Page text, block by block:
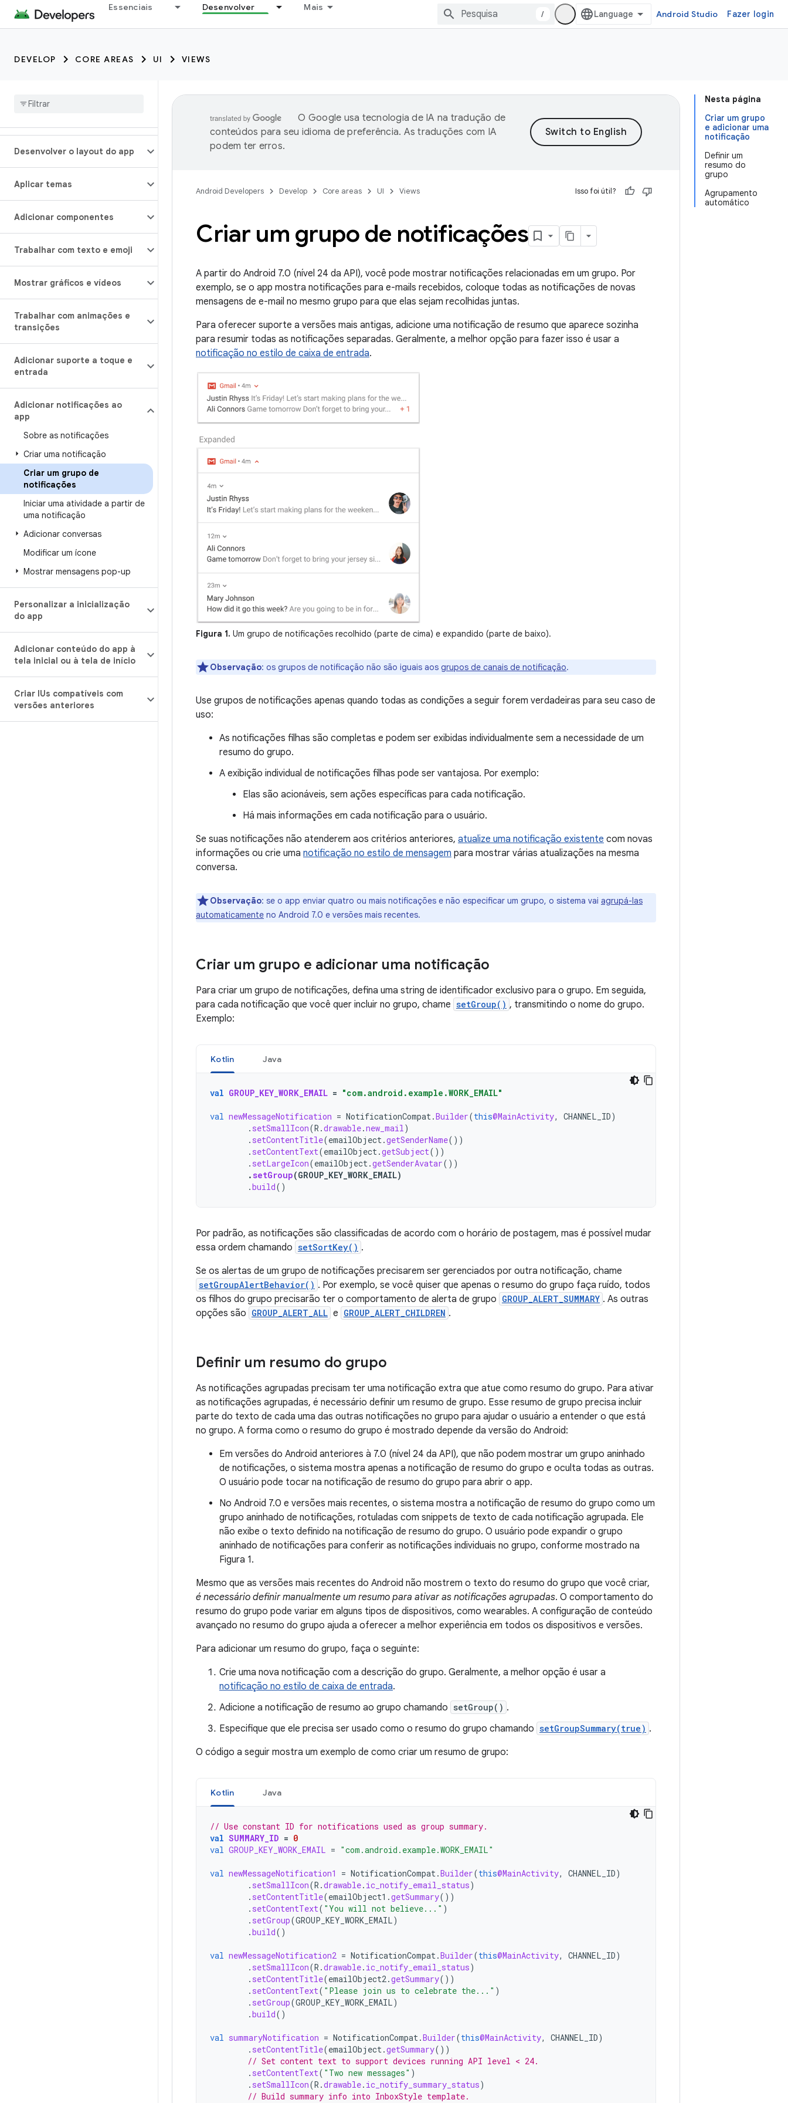
Essenciais Desenvolver Mais
/ Android Studio Fazer login
DEVELOP CORE AREAS UI VIEWS
Desenvolver o layout do app
Aplicar temas
Adicionar componentes
Trabalhar com texto e emoji
Mostrar gráficos e vídeos
Trabalhar com animações e
transições
Adicionar suporte a toque e
entrada
Adicionar notificações ao
app
Sobre as notificações
Criar uma notificação
Criar um grupo de
notificações
Iniciar uma atividade a partir de
uma notificação
Adicionar conversas
Modificar um ícone
Mostrar mensagens pop-up
Personalizar a inicialização
do app
Adicionar conteúdo do app à
tela inicial ou à tela de início
Criar IUs compatíveis com
versões anteriores
Nesta página
Criar um grupo
e adicionar uma
notificação
Definir um
resumo do
grupo
Agrupamento
automático
O Google usa tecnologia de IA na tradução de
conteúdos para seu idioma de preferência. As traduções com IA
podem ter erros.
Android Developers Develop Core areas UI Views Isso foi útil?
Criar um grupo de notificações
A partir do Android 7.0 (nível 24 da API), você pode mostrar notificações relacionadas em um grupo. Por
exemplo, se o app mostra notificações para e-mails recebidos, coloque todas as notificações de novas
mensagens de e-mail no mesmo grupo para que elas sejam recolhidas juntas.
Para oferecer suporte a versões mais antigas, adicione uma notificação de resumo que aparece sozinha
para resumir todas as notificações separadas. Geralmente, a melhor opção para fazer isso é usar a
notificação no estilo de caixa de entrada.
Figura 1. Um grupo de notificações recolhido (parte de cima) e expandido (parte de baixo).
Observação: os grupos de notificação não são iguais aos grupos de canais de notificação.
Use grupos de notificações apenas quando todas as condições a seguir forem verdadeiras para seu caso de
uso:
As notificações filhas são completas e podem ser exibidas individualmente sem a necessidade de um
resumo do grupo.
A exibição individual de notificações filhas pode ser vantajosa. Por exemplo:
Elas são acionáveis, sem ações específicas para cada notificação.
Há mais informações em cada notificação para o usuário.
Se suas notificações não atenderem aos critérios anteriores, atualize uma notificação existente com novas
informações ou crie uma notificação no estilo de mensagem para mostrar várias atualizações na mesma
conversa.
Observação: se o app enviar quatro ou mais notificações e não especificar um grupo, o sistema vai agrupá-las
automaticamente no Android 7.0 e versões mais recentes.
Criar um grupo e adicionar uma notificação
Para criar um grupo de notificações, defina uma string de identificador exclusivo para o grupo. Em seguida,
para cada notificação que você quer incluir no grupo, chame setGroup() , transmitindo o nome do grupo.
Exemplo:
Kotlin Java
val GROUP_KEY_WORK_EMAIL = "com.android.example.WORK_EMAIL"
val newMessageNotification = NotificationCompat .Builder(this@MainActivity, CHANNEL_ID)
. setSmallIcon(R .drawable.new_mail )
. setContentTitle(emailObject .getSenderName())
. setContentText(emailObject .getSubject())
. setLargeIcon(emailObject .getSenderAvatar())
.setGroup(GROUP_KEY_WORK_EMAIL)
.build()
Por padrão, as notificações são classificadas de acordo com o horário de postagem, mas é possível mudar
essa ordem chamando setSortKey() .
Se os alertas de um grupo de notificações precisarem ser gerenciados por outra notificação, chame
setGroupAlertBehavior() . Por exemplo, se você quiser que apenas o resumo do grupo faça ruído, todos
os filhos do grupo precisarão ter o comportamento de alerta de grupo GROUP_ALERT_SUMMARY . As outras
opções são GROUP_ALERT_ALL e GROUP_ALERT_CHILDREN .
Definir um resumo do grupo
As notificações agrupadas precisam ter uma notificação extra que atue como resumo do grupo. Para ativar
as notificações agrupadas, é necessário definir um resumo de grupo. Esse resumo de grupo precisa incluir
parte do texto de cada uma das outras notificações no grupo para ajudar o usuário a entender o que está
no grupo. A forma como o resumo do grupo é mostrado depende da versão do Android:
Em versões do Android anteriores à 7.0 (nível 24 da API), que não podem mostrar um grupo aninhado
de notificações, o sistema mostra apenas a notificação de resumo do grupo e oculta todas as outras.
O usuário pode tocar na notificação de resumo do grupo para abrir o app.
No Android 7.0 e versões mais recentes, o sistema mostra a notificação de resumo do grupo como um
grupo aninhado de notificações, rotuladas com snippets de texto de cada notificação agrupada. Ele
não exibe o texto definido na notificação de resumo do grupo. O usuário pode expandir o grupo
aninhado de notificações para conferir as notificações individuais no grupo, conforme mostrado na
Figura 1.
Mesmo que as versões mais recentes do Android não mostrem o texto do resumo do grupo que você criar,
é necessário definir manualmente um resumo para ativar as notificações agrupadas. O comportamento do
resumo do grupo pode variar em alguns tipos de dispositivos, como wearables. A configuração de conteúdo
avançado no resumo do grupo ajuda a oferecer a melhor experiência em todos os dispositivos e versões.
Para adicionar um resumo do grupo, faça o seguinte:
Crie uma nova notificação com a descrição do grupo. Geralmente, a melhor opção é usar a
notificação no estilo de caixa de entrada.
Adicione a notificação de resumo ao grupo chamando setGroup() .
Especifique que ele precisa ser usado como o resumo do grupo chamando setGroupSummary(true) .
O código a seguir mostra um exemplo de como criar um resumo de grupo:
Kotlin Java
// Use constant ID for notifications used as group summary.
val SUMMARY_ID = 0
val GROUP_KEY_WORK_EMAIL = "com.android.example.WORK_EMAIL"
val newMessageNotification1 = NotificationCompat .Builder(this@MainActivity, CHANNEL_ID)
. setSmallIcon(R .drawable. ic_notify_email_status)
. setContentTitle(emailObject1 .getSummary())
. setContentText( "You will not believe..." )
. setGroup(GROUP_KEY_WORK_EMAIL)
.build()
val newMessageNotification2 = NotificationCompat .Builder(this@MainActivity, CHANNEL_ID)
. setSmallIcon(R .drawable. ic_notify_email_status)
. setContentTitle(emailObject2 .getSummary())
. setContentText( "Please join us to celebrate the..." )
. setGroup(GROUP_KEY_WORK_EMAIL)
.build()
val summaryNotification = NotificationCompat .Builder(this@MainActivity, CHANNEL_ID)
. setContentTitle(emailObject .getSummary())
// Set content text to support devices running API level < 24.
. setContentText( "Two new messages" )
. setSmallIcon(R .drawable. ic_notify_summary_status)
// Build summary info into InboxStyle template.